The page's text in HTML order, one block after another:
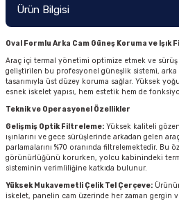
Ürün Bilgisi
Oval Formlu Arka Cam Güneş Koruma ve Işık
Araç içi termal yönetimi optimize etmek ve sürüş
geliştirilen bu profesyonel güneşlik sistemi,
tasarımıyla üst düzey koruma sağlar. Yüksek
esnek iskelet yapısı, hem estetik hem de
Teknik ve Operasyonel Özellikler
Gelişmiş Optik Filtreleme: Yüksek kaliteli
ışınlarını ve gece sürüşlerinde arkadan gelen
parlamalarını %70 oranında filtrelemektedir. Bu
görünürlüğünü korurken, yolcu kabinindeki
sisteminin verimliliğine katkıda bulunur.
Yüksek Mukavemetli Çelik Tel Çerçeve:
iskelet, panelin cam üzerinde her zaman gergin